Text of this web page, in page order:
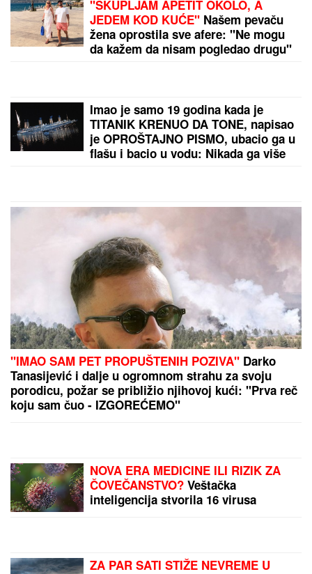
KOLAČ SA BOROVNICAMA:Mekan,
sočan i mirisan desert
FILMSKA SCENA:Kućni pas spasao čoveka od